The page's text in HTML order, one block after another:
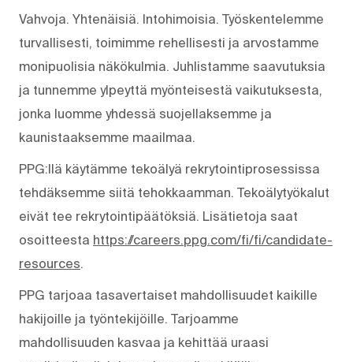
Vahvoja. Yhtenäisiä. Into­himoisia. Työskentelemme
turvallisesti, toimimme rehellisesti ja arvostamme
monipuolisia näkökulmia. Juhlistamme saavutuksia
ja tunnemme ylpeyttä myönteisestä vaikutuksesta,
jonka luomme yhdessä suojellaksemme ja
kaunistaaksemme maailmaa.
PPG:llä käytämme tekoälyä rekrytointiprosessissa
tehdäksemme siitä tehokkaamman. Tekoälytyökalut
eivät tee rekrytointipäätöksiä. Lisätietoja saat
osoitteesta https://careers.ppg.com/fi/fi/candidate-
resources.
PPG tarjoaa tasavertaiset mahdollisuudet kaikille
hakijoille ja työntekijöille. Tarjoamme
mahdollisuuden kasvaa ja kehittää uraasi